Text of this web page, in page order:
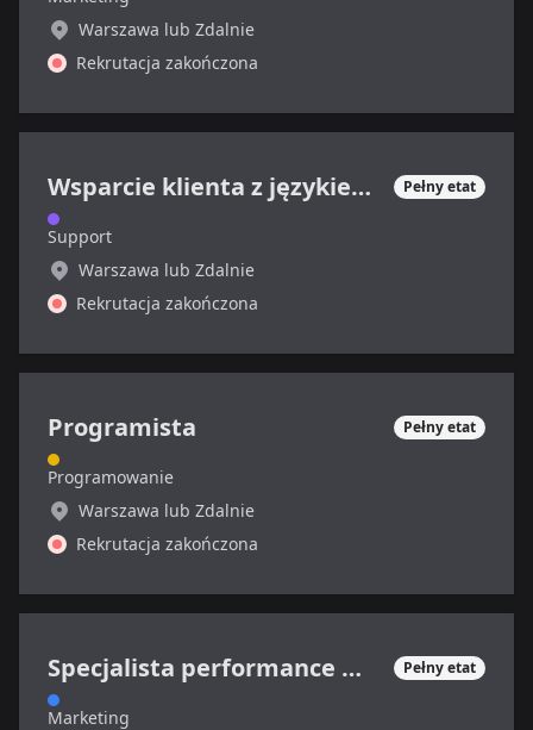
Warszawa lub Zdalnie
Rekrutacja zakończona
Wsparcie klienta z językiem francuskim Pełny etat
Support
Warszawa lub Zdalnie
Rekrutacja zakończona
Programista Pełny etat
Programowanie
Warszawa lub Zdalnie
Rekrutacja zakończona
Specjalista performance marketing (sektor SaaS) Pełny etat
Marketing